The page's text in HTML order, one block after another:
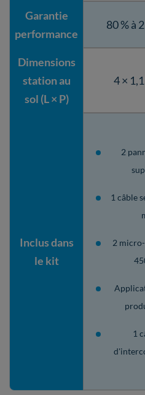
Garantie
performance
80 % à
Dimensions
station au
sol (L × P)
4 ×
Inclus dans
le kit
2
1 câble
2
1